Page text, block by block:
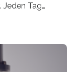
Tag
Neue
der Alltag in